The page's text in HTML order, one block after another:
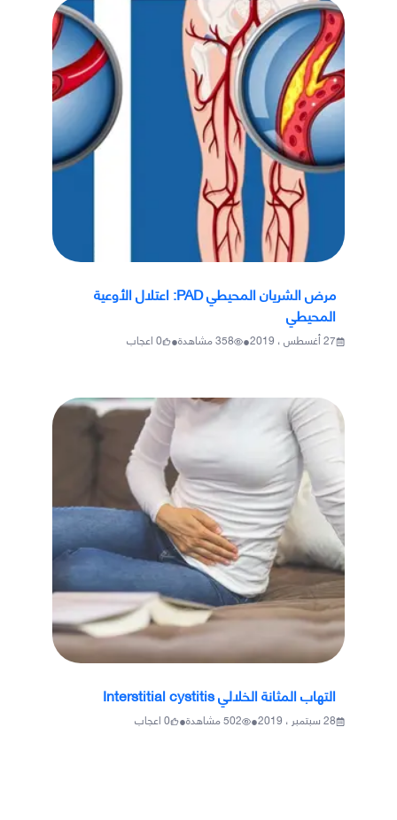
مرض الشريان المحيطي PAD: اعتلال الأوعية
المحيطي
27 أغسطس ، 2019 •
358مشاهدة•
0اعجاب
التهاب المثانة الخلالي Interstitial cystitis
28 سبتمبر ، 2019 •
502مشاهدة•
0اعجاب